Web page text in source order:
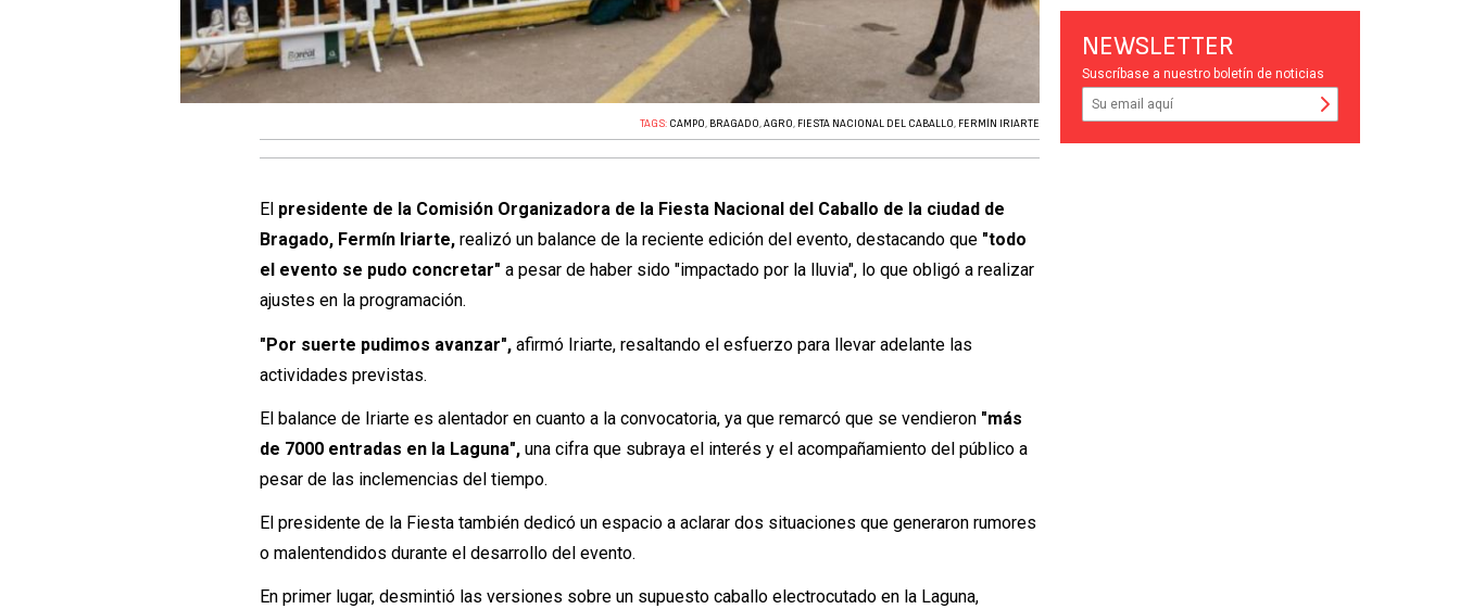
TAGS: CAMPO, BRAGADO,AGRO, FIESTA NACIONAL DEL CABALLO, FERMÍN IRIARTE
El presidente de la Comisión Organizadora de la Fiesta Nacional del Caballo de la ciudad de
Bragado, Fermín Iriarte, realizó un balance de la reciente edición del evento, destacando que "todo
el evento se pudo concretar"a pesar de haber sido "impactado por la lluvia", lo que obligó a realizar
ajustes en la programación.
"Por suerte pudimos avanzar", afirmó Iriarte, resaltando el esfuerzo para llevar adelante las
actividades previstas.
El balance de Iriarte es alentador en cuanto a la convocatoria, ya que remarcó que se vendieron "más
de 7000 entradas en la Laguna", una cifra que subraya el interés y el acompañamiento del público a
pesar de las inclemencias del tiempo.
El presidente de la Fiesta también dedicó un espacio a aclarar dos situaciones que generaron rumores
o malentendidos durante el desarrollo del evento.
En primer lugar, desmintió las versiones sobre un supuesto caballo electrocutado en la Laguna,
NEWSLETTER
Suscríbase a nuestro boletín de noticias